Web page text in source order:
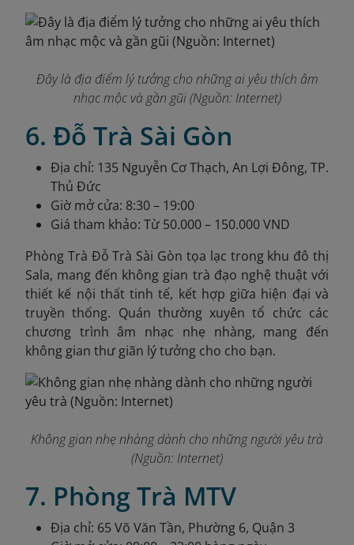
Đây là địa điểm lý tưởng cho những ai yêu thích âm
nhạc mộc và gần gũi (Nguồn: Internet)
6. Đỗ Trà Sài Gòn
Địa chỉ: 135 Nguyễn Cơ Thạch, An Lợi Đông, TP.
Thủ Đức
Giờ mở cửa: 8:30 – 19:00
Giá tham khảo: Từ 50.000 – 150.000 VND
Phòng Trà Đỗ Trà Sài Gòn tọa lạc trong khu đô thị
Sala, mang đến không gian trà đạo nghệ thuật với
thiết kế nội thất tinh tế, kết hợp giữa hiện đại và
truyền thống. Quán thường xuyên tổ chức các
chương trình âm nhạc nhẹ nhàng, mang đến
không gian thư giãn lý tưởng cho cho bạn.
Không gian nhẹ nhàng dành cho những người yêu trà
(Nguồn: Internet)
7. Phòng Trà MTV
Địa chỉ: 65 Võ Văn Tần, Phường 6, Quận 3